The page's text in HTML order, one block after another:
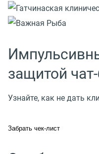
защитой
Узнайте, как не дать
Забрать чек-лист